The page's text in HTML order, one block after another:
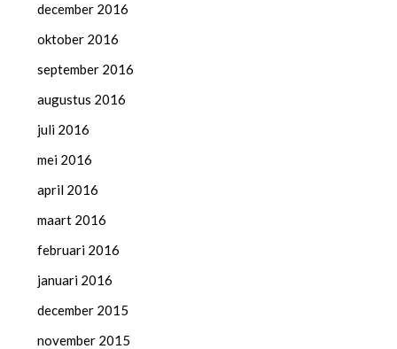
december 2016
oktober 2016
september 2016
augustus 2016
juli 2016
mei 2016
april 2016
maart 2016
februari 2016
januari 2016
december 2015
november 2015